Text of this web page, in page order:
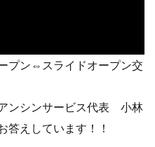
プン⇔スライドオープン交
ンシンサービス代表 小林
答えしています！！